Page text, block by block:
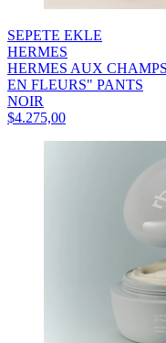
SEPETE EKLE
HERMES
HERMES AUX CHAMPS
EN FLEURS" PANTS
NOIR
$4.275,00